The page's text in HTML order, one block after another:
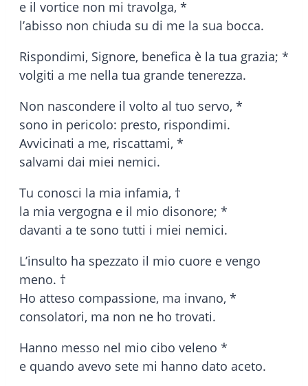
e il vortice non mi travolga, *
l’abisso non chiuda su di me la sua bocca.
Rispondimi, Signore, benefica è la tua grazia; *
volgiti a me nella tua grande tenerezza.
Non nascondere il volto al tuo servo, *
sono in pericolo: presto, rispondimi.
Avvicinati a me, riscattami, *
salvami dai miei nemici.
Tu conosci la mia infamia, †
la mia vergogna e il mio disonore; *
davanti a te sono tutti i miei nemici.
L’insulto ha spezzato il mio cuore e vengo
meno. †
Ho atteso compassione, ma invano, *
consolatori, ma non ne ho trovati.
Hanno messo nel mio cibo veleno *
e quando avevo sete mi hanno dato aceto.